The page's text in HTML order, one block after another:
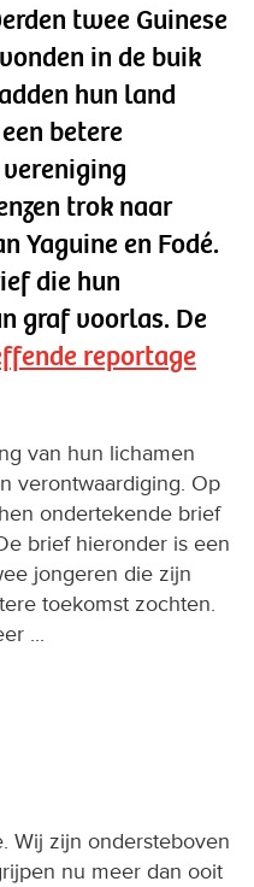
twee Guinese
in de buik
hun land
betere
trok naar
Yaguine en Fodé.
die hun
graf voorlas. De
reportage
van hun lichamen
verontwaardiging. Op
ondertekende brief
brief hieronder is een
jongeren die zijn
toekomst zochten.
...
Wij zijn ondersteboven
nu meer dan ooit